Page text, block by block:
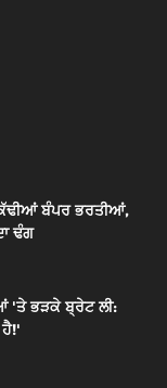
ਬੰਪਰ ਭਰਤੀਆਂ,
ਢੰਗ
'ਤੇ ਭੜਕੇ ਬ੍ਰੇਟ ਲੀ: